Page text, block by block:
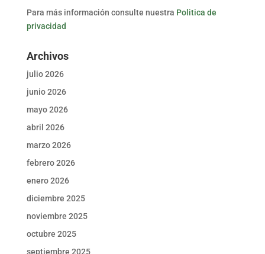
Para más información consulte nuestra Politica de
privacidad
Archivos
julio 2026
junio 2026
mayo 2026
abril 2026
marzo 2026
febrero 2026
enero 2026
diciembre 2025
noviembre 2025
octubre 2025
septiembre 2025